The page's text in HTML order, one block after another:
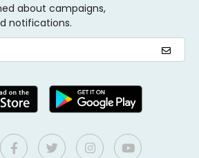
about campaigns,
notifications.